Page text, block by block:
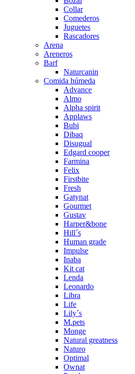
Collar
Comederos
Juguetes
Rascadores
Arena
Areneros
Barf
Naturcanin
Comida húmeda
Advance
Almo
Alpha spirit
Applaws
Bubi
Dibaq
Disugual
Edgard cooper
Farmina
Felix
Firstbite
Fresh
Gatynat
Gourmet
Gustav
Harper&bone
Hill´s
Human grade
Impulse
Inaba
Kit cat
Lenda
Leonardo
Libra
Life
Lily´s
M.pets
Monge
Natural greatness
Naturo
Optimal
Ownat